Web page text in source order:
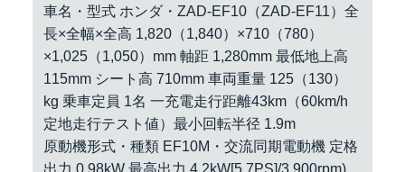
車名・型式 ホンダ・ZAD-EF10（ZAD-EF11）全
長×全幅×全高 1,820（1,840）×710（780）
×1,025（1,050）mm 軸距 1,280mm 最低地上高
115mm シート高 710mm 車両重量 125（130）
kg 乗車定員 1名 一充電走行距離43km（60km/h
定地走行テスト値）最小回転半径 1.9m
原動機形式・種類 EF10M・交流同期電動機 定格
出力 0.98kW 最高出力 4.2kW[5.7PS]/3,900rpm)